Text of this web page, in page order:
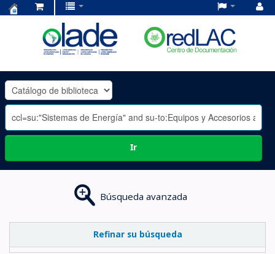
OLADE
-
Ir
Búsqueda avanzada
Refinar su búsqueda